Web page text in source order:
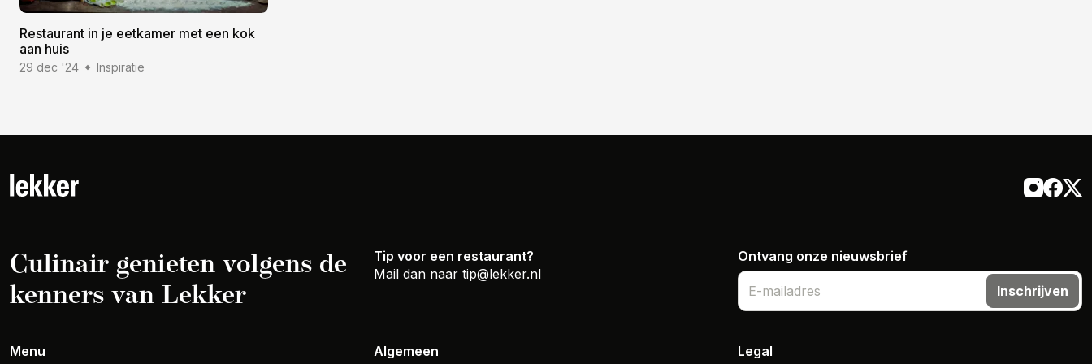
Restaurant in je eetkamer met een kok
aan huis
29 dec '24 Inspiratie
Culinair genieten volgens de
kenners van Lekker
Tip voor een restaurant?
Mail dan naar tip@lekker.nl
Ontvang onze nieuwsbrief
Inschrijven
Menu Algemeen Legal